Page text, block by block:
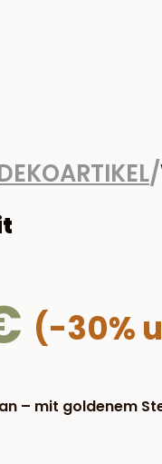
/
– mit goldenem